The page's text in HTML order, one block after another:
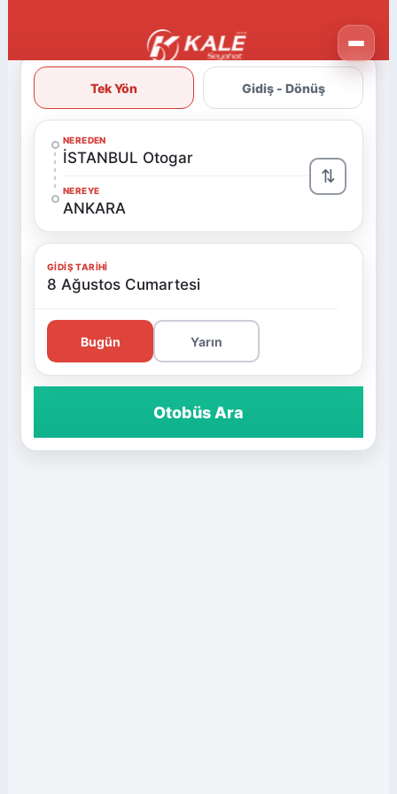
Tek Yön Gidiş - Dönüş
NEREDEN
İSTANBUL Otogar
NEREYE
ANKARA
⇅
GIDIŞ TARIHI
8 Ağustos Cumartesi
Bugün Yarın
Otobüs Ara